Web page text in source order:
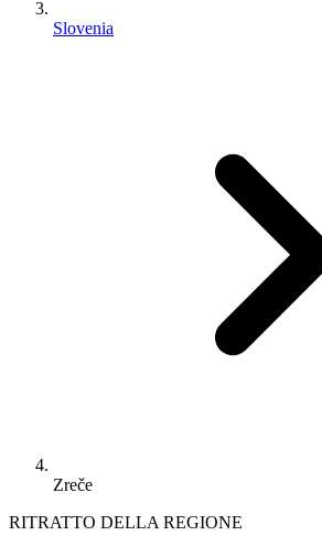
Slovenia
Zreče
RITRATTO DELLA REGIONE